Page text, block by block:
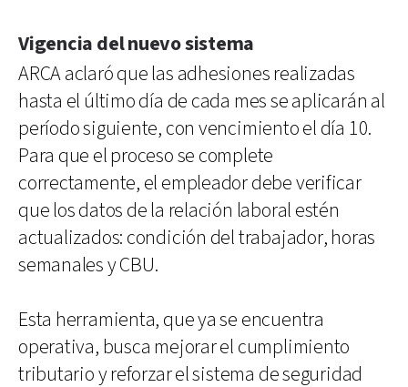
Vigencia del nuevo sistema
ARCA aclaró que las adhesiones realizadas
hasta el último día de cada mes se aplicarán al
período siguiente, con vencimiento el día 10.
Para que el proceso se complete
correctamente, el empleador debe verificar
que los datos de la relación laboral estén
actualizados: condición del trabajador, horas
semanales y CBU.
Esta herramienta, que ya se encuentra
operativa, busca mejorar el cumplimiento
tributario y reforzar el sistema de seguridad